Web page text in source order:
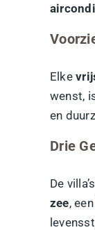
Elke
wenst,
en
Drie
De
zee, een